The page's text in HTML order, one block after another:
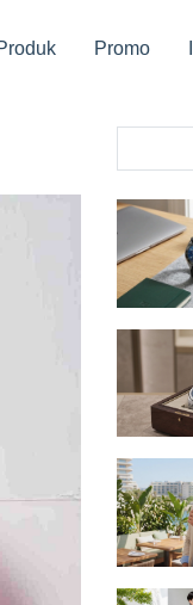
Promo